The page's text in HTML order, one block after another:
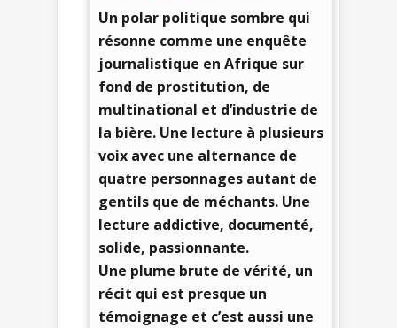
Un polar politique sombre qui
résonne comme une enquête
journalistique en Afrique sur
fond de prostitution, de
multinational et d’industrie de
la bière. Une lecture à plusieurs
voix avec une alternance de
quatre personnages autant de
gentils que de méchants. Une
lecture addictive, documenté,
solide, passionnante.
Une plume brute de vérité, un
récit qui est presque un
témoignage et c’est aussi une